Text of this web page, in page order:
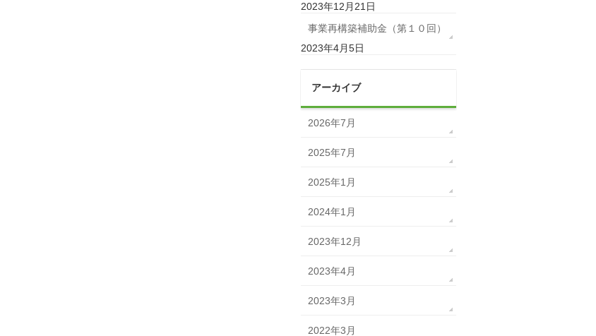
2023年12月21日
事業再構築補助金（第１０回）
2023年4月5日
アーカイブ
2026年7月
2025年7月
2025年1月
2024年1月
2023年12月
2023年4月
2023年3月
2022年3月